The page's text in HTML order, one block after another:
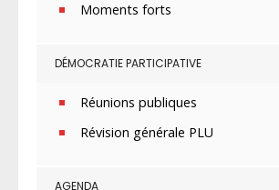
Moments forts
DÉMOCRATIE PARTICIPATIVE
Réunions publiques
Révision générale PLU
AGENDA